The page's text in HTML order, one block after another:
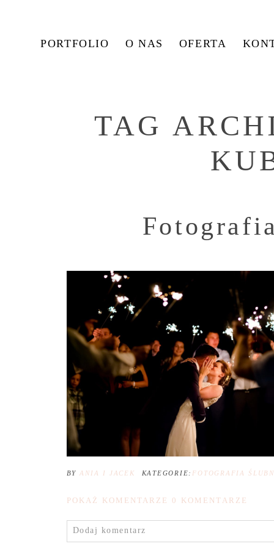
PORTFOLIO O NAS OFERTA
TAG
BY ANIA I JACEK KATEGORIE: FOTOGRAFIA
POKAŻ KOMENTARZE 0 KOMENTARZE
Dodaj komentarz